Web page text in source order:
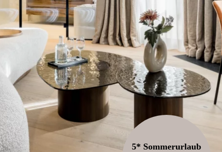
5* Sommerurlaub